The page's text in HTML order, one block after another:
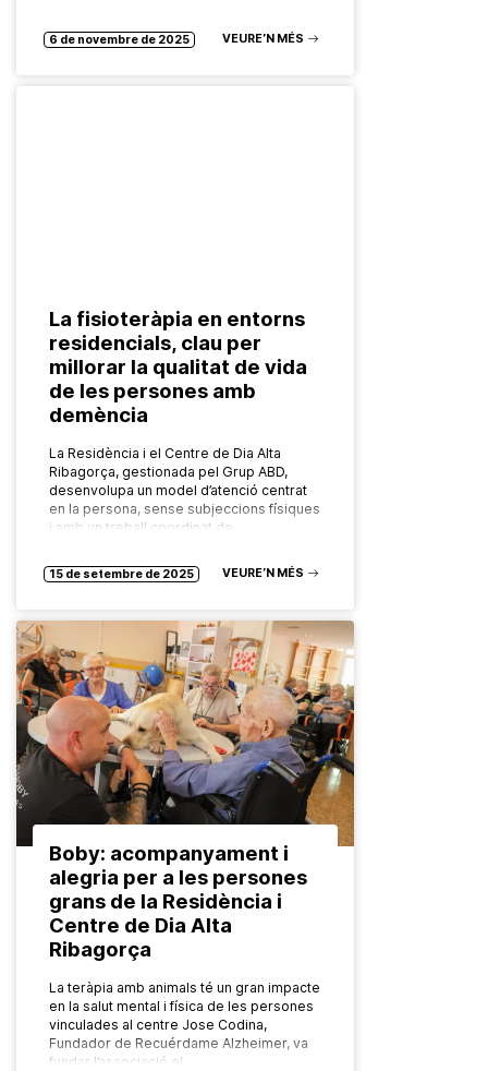
6 de novembre de 2025 VEURE’N MÉS
La fisioteràpia en entorns
residencials, clau per
millorar la qualitat de vida
de les persones amb
demència
La Residència i el Centre de Dia Alta
Ribagorça, gestionada pel Grup ABD,
desenvolupa un model d’atenció centrat
en la persona, sense subjeccions físiques
i amb un treball coordinat de…
15 de setembre de 2025 VEURE’N MÉS
Boby: acompanyament i
alegria per a les persones
grans de la Residència i
Centre de Dia Alta
Ribagorça
La teràpia amb animals té un gran impacte
en la salut mental i física de les persones
vinculades al centre Jose Codina,
Fundador de Recuérdame Alzheimer, va
fundar l’associació el…